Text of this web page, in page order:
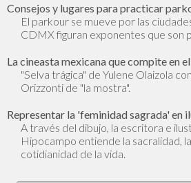
Consejos y lugares para practicar
El parkour se mueve por las
CDMX figuran exponentes que son
La cineasta mexicana que compite en
"Selva trágica" de Yulene Olaizola
Orizzonti de "la mostra".
Representar la 'feminidad sagrada' en
A través del dibujo, la escritora e
Hipocampo entiende la sacralidad,
cotidianidad de la vida.